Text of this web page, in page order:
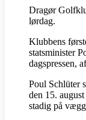
Dragør
lørdag.
Klubbens
statsminister
dagspressen,
Poul Schlüter
den 15.
stadig på